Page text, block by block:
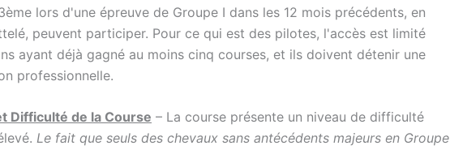
lors d'une épreuve de Groupe I dans les 12 mois précédents, en
peuvent participer. Pour ce qui est des pilotes, l'accès est limité
ayant déjà gagné au moins cinq courses, et ils doivent détenir une
professionnelle.
Difficulté de la Course – La course présente un niveau de difficulté
Le fait que seuls des chevaux sans antécédents majeurs en Groupe